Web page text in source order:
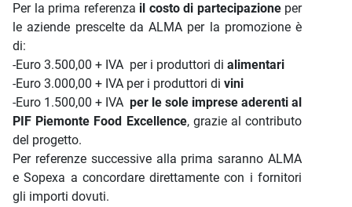
Per la prima referenza il costo di partecipazioneper
le aziende prescelte da ALMA per la promozione è
di:
-Euro 3.500,00 + IVA per i produttori di alimentari
-Euro 3.000,00 + IVA per i produttori di vini
-Euro 1.500,00 + IVA per le sole imprese aderenti al
PIF Piemonte Food Excellence, grazie al contributo
del progetto.
Per referenze successive alla prima saranno ALMA
e Sopexa a concordare direttamente con i fornitori
gli importi dovuti.